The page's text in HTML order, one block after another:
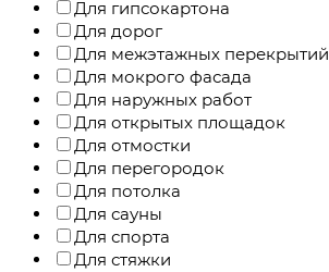
Для гипсокартона
Для дорог
Для межэтажных перекрытий
Для мокрого фасада
Для наружных работ
Для открытых площадок
Для отмостки
Для перегородок
Для потолка
Для сауны
Для спорта
Для стяжки